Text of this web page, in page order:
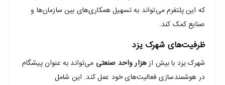
که این پلتفرم می‌تواند به تسهیل همکاری‌های بین سازمان‌ها و
صنایع کمک کند.
ظرفیت‌های شهرک یزد
شهرک یزد با بیش ازهزار واحد صنعتی می‌تواند به عنوان پیشگام
در هوشمندسازی فعالیت‌های خود عمل کند. این شامل